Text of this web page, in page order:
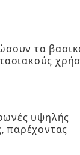
τα
υψηλής
παρέχοντας